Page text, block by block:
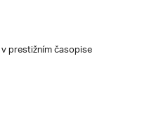
prestižním časopise